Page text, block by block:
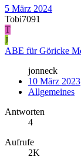
5 März 2024
Tobi7091
T
J
ABE für Göricke
jonneck
10 März 2023
Allgemeines
Antworten
4
Aufrufe
2K